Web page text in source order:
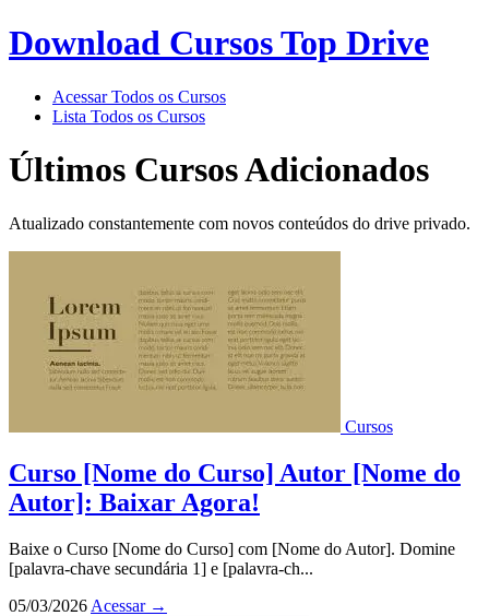
Download Cursos Top Drive
Acessar Todos os Cursos
Lista Todos os Cursos
Últimos Cursos Adicionados
Atualizado constantemente com novos conteúdos do drive privado.
Cursos
Curso [Nome do Curso] Autor [Nome do
Autor]: Baixar Agora!
Baixe o Curso [Nome do Curso] com [Nome do Autor]. Domine
[palavra-chave secundária 1] e [palavra-ch...
05/03/2026 Acessar →